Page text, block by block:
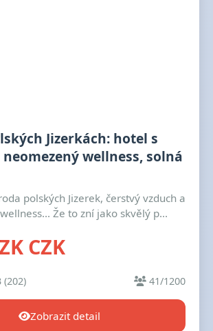
Jizerkách: hotel s
wellness, solná
polských Jizerek, čerstvý vzduch a
Že to zní jako skvělý p...
CZK
(202) 41/1200
Zobrazit detail